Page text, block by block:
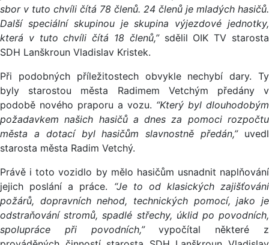
sbor v tuto chvíli čítá 78 členů. 24 členů je mladých hasičů.
Další speciální skupinou je skupina výjezdové jednotky,
která v tuto chvíli čítá 18 členů,”sdělil OIK TV starosta
SDH Lanškroun Vladislav Kristek.
Při podobných příležitostech obvykle nechybí dary. Ty
byly starostou města Radimem Vetchým předány v
podobě nového praporu a vozu. “Který byl dlouhodobým
požadavkem našich hasičů a dnes za pomoci rozpočtu
města a dotací byl hasičům slavnostně předán,”uvedl
starosta města Radim Vetchý.
Právě i toto vozidlo by mělo hasičům usnadnit naplňování
jejich poslání a práce. “Je to od klasických zajišťování
požárů, dopravních nehod, technických pomocí, jako je
odstraňování stromů, spadlé střechy, úklid po povodních,
spolupráce při povodních,”vypočítal některé z